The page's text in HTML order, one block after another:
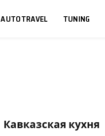
AUTOTRAVEL TUNING
Кавказская кухня